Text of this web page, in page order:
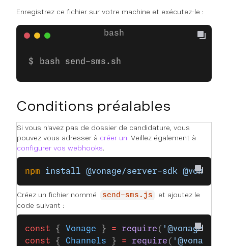
Enregistrez ce fichier sur votre machine et exécutez-le :
bash send-sms.sh
Conditions préalables
Si vous n'avez pas de dossier de candidature, vous
pouvez vous adresser à créer un. Veillez également à
configurer vos webhooks.
npm install @vonage/server-sdk @vonage/
Créez un fichier nommé send-sms.js
et ajoutez le
code suivant :
const { Vonage } = require ( '@vonage/
const { Channels } = require ( '@vonage/